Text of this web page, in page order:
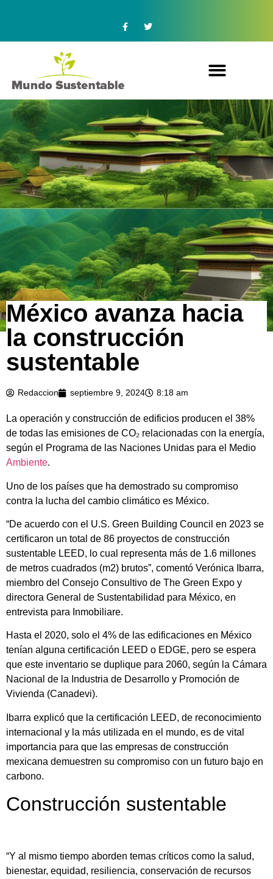
México avanza hacia
la construcción
sustentable
Redaccion septiembre 9, 2024 8:18 am
La operación y construcción de edificios producen el 38%
de todas las emisiones de CO₂ relacionadas con la energía,
según el Programa de las Naciones Unidas para el Medio
Ambiente.
Uno de los países que ha demostrado su compromiso
contra la lucha del cambio climático es México.
“De acuerdo con el U.S. Green Building Council en 2023 se
certificaron un total de 86 proyectos de construcción
sustentable LEED, lo cual representa más de 1.6 millones
de metros cuadrados (m2) brutos”, comentó Verónica Ibarra,
miembro del Consejo Consultivo de The Green Expo y
directora General de Sustentabilidad para México, en
entrevista para Inmobiliare.
Hasta el 2020, solo el 4% de las edificaciones en México
tenían alguna certificación LEED o EDGE, pero se espera
que este inventario se duplique para 2060, según la Cámara
Nacional de la Industria de Desarrollo y Promoción de
Vivienda (Canadevi).
Ibarra explicó que la certificación LEED, de reconocimiento
internacional y la más utilizada en el mundo, es de vital
importancia para que las empresas de construcción
mexicana demuestren su compromiso con un futuro bajo en
carbono.
Construcción sustentable
“Y al mismo tiempo aborden temas críticos como la salud,
bienestar, equidad, resiliencia, conservación de recursos